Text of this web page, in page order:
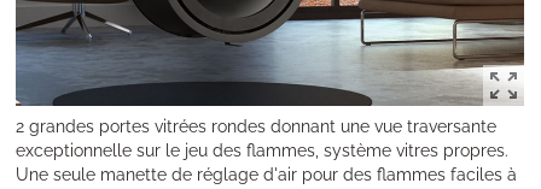
2 grandes portes vitrées rondes donnant une vue traversante
exceptionnelle sur le jeu des flammes, système vitres propres.
Une seule manette de réglage d'air pour des flammes faciles à